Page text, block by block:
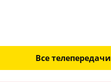
Все телепередачи